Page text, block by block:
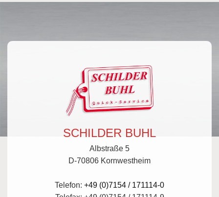
SCHILDER BUHL
Albstraße 5
D-70806 Kornwestheim
Telefon: +49 (0)7154 / 171114-0